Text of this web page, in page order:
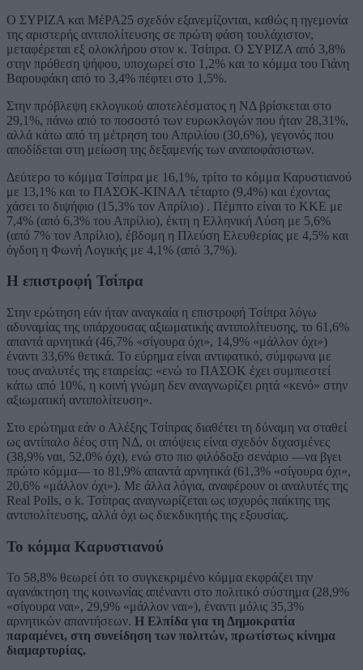
Ο ΣΥΡΙΖΑ και ΜέΡΑ25 σχεδόν εξανεμίζονται, καθώς η ηγεμονία
της αριστερής αντιπολίτευσης σε πρώτη φάση τουλάχιστον,
μεταφέρεται εξ ολοκλήρου στον κ. Τσίπρα. Ο ΣΥΡΙΖΑ από 3,8%
στην πρόθεση ψήφου, υποχωρεί στο 1,2% και το κόμμα του Γιάνη
Βαρουφάκη από το 3,4% πέφτει στο 1,5%.
Στην πρόβλεψη εκλογικού αποτελέσματος η ΝΔ βρίσκεται στο
29,1%, πάνω από το ποσοστό των ευρωκλογών που ήταν 28,31%,
αλλά κάτω από τη μέτρηση του Απριλίου (30,6%), γεγονός που
αποδίδεται στη μείωση της δεξαμενής των αναποφάσιστων.
Δεύτερο το κόμμα Τσίπρα με 16,1%, τρίτο το κόμμα Καρυστιανού
με 13,1% και το ΠΑΣΟΚ-ΚΙΝΑΛ τέταρτο (9,4%) και έχοντας
χάσει το διψήφιο (15,3% τον Απρίλιο) . Πέμπτο είναι το ΚΚΕ με
7,4% (από 6,3% του Απρίλιο), έκτη η Ελληνική Λύση με 5,6%
(από 7% τον Απρίλιο), έβδομη η Πλεύση Ελευθερίας με 4,5% και
όγδοη η Φωνή Λογικής με 4,1% (από 3,7%).
Η επιστροφή Τσίπρα
Στην ερώτηση εάν ήταν αναγκαία η επιστροφή Τσίπρα λόγω
αδυναμίας της υπάρχουσας αξιωματικής αντιπολίτευσης, το 61,6%
απαντά αρνητικά (46,7% «σίγουρα όχι», 14,9% «μάλλον όχι»)
έναντι 33,6% θετικά. Το εύρημα είναι αντιφατικό, σύμφωνα με
τους αναλυτές της εταιρείας: «ενώ το ΠΑΣΟΚ έχει συμπιεστεί
κάτω από 10%, η κοινή γνώμη δεν αναγνωρίζει ρητά «κενό» στην
αξιωματική αντιπολίτευση».
Στο ερώτημα εάν ο Αλέξης Τσίπρας διαθέτει τη δύναμη να σταθεί
ως αντίπαλο δέος στη ΝΔ, οι απόψεις είναι σχεδόν διχασμένες
(38,9% ναι, 52,0% όχι), ενώ στο πιο φιλόδοξο σενάριο —να βγει
πρώτο κόμμα— το 81,9% απαντά αρνητικά (61,3% «σίγουρα όχι»,
20,6% «μάλλον όχι»). Με άλλα λόγια, αναφέρουν οι αναλυτές της
Real Polls, ο k. Τσίπρας αναγνωρίζεται ως ισχυρός παίκτης της
αντιπολίτευσης, αλλά όχι ως διεκδικητής της εξουσίας.
Το κόμμα Καρυστιανού
Το 58,8% θεωρεί ότι το συγκεκριμένο κόμμα εκφράζει την
αγανάκτηση της κοινωνίας απέναντι στο πολιτικό σύστημα (28,9%
«σίγουρα ναι», 29,9% «μάλλον ναι»), έναντι μόλις 35,3%
αρνητικών απαντήσεων. Η Ελπίδα για τη Δημοκρατία
παραμένει, στη συνείδηση των πολιτών, πρωτίστως κίνημα
διαμαρτυρίας.